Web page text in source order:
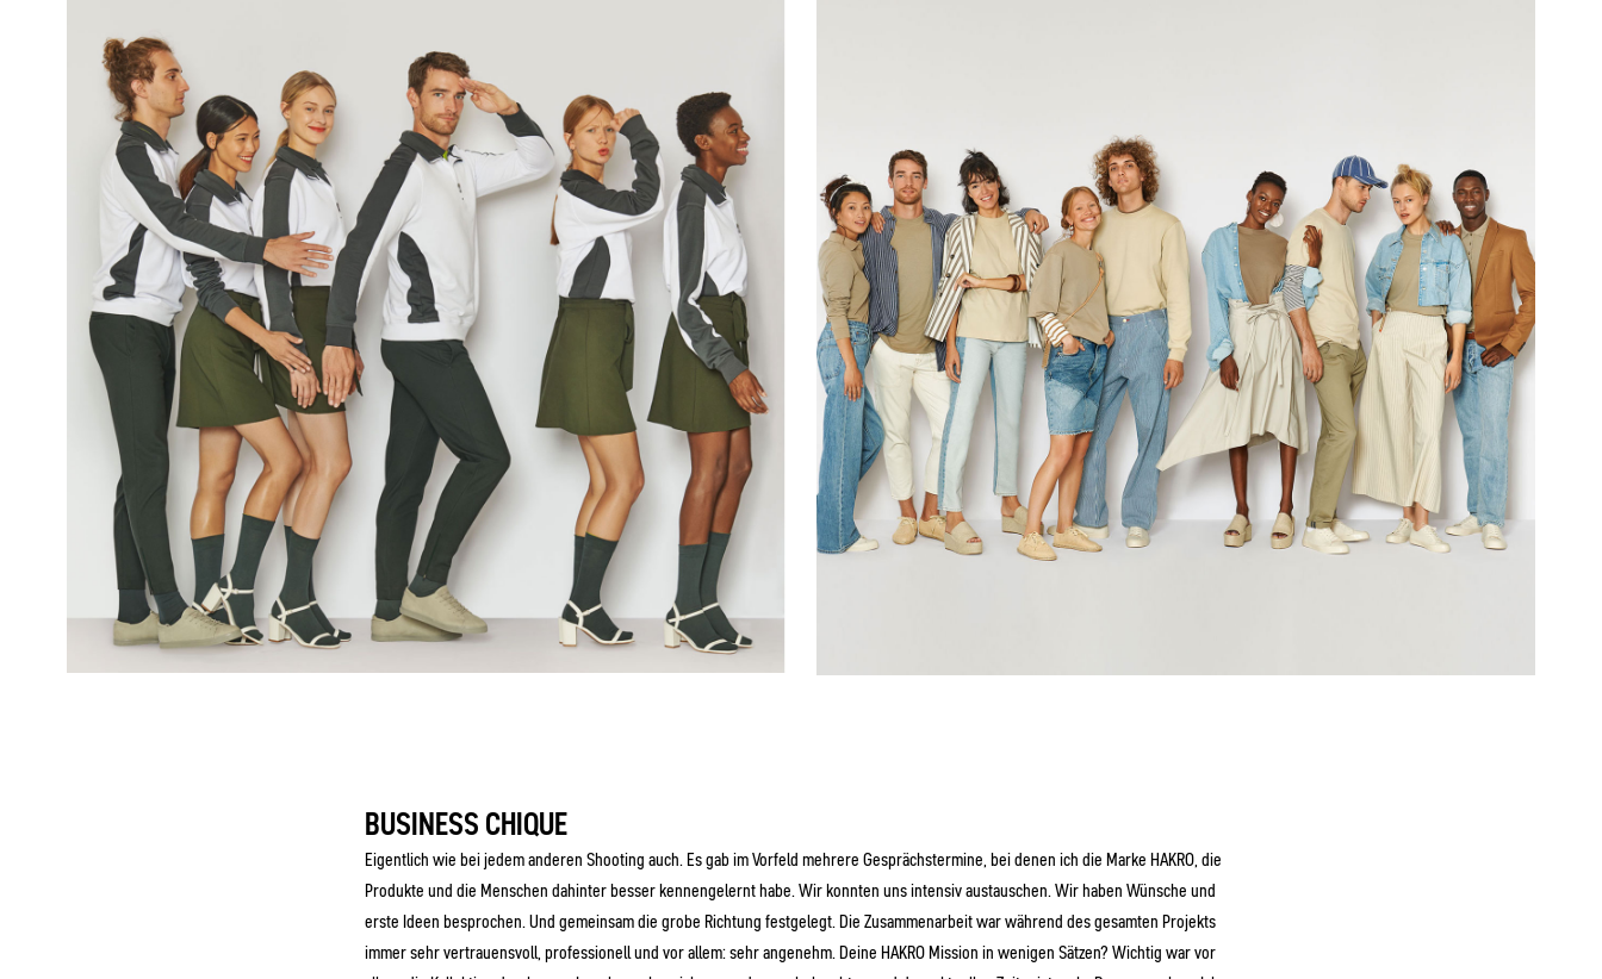
BUSINESS CHIQUE
Eigentlich wie bei jedem anderen Shooting auch. Es gab im Vorfeld mehrere Gesprächstermine, bei denen ich die Marke HAKRO, die
Produkte und die Menschen dahinter besser kennengelernt habe. Wir konnten uns intensiv austauschen. Wir haben Wünsche und
erste Ideen besprochen. Und gemeinsam die grobe Richtung festgelegt. Die Zusammenarbeit war während des gesamten Projekts
immer sehr vertrauensvoll, professionell und vor allem: sehr angenehm. Deine HAKRO Mission in wenigen Sätzen? Wichtig war vor